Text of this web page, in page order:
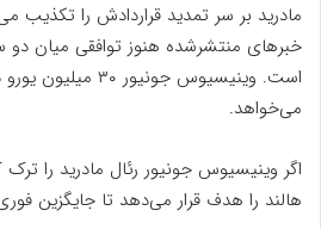
مادرید بر سر تمدید قراردادش را تکذیب
خبرهای منتشرشده هنوز توافقی میان
است. وینیسیوس
می‌خواهد.
اگر وینیسیوس جونیور رئال مادرید را ترک
هالند را هدف قرار می‌دهد تا جایگزین